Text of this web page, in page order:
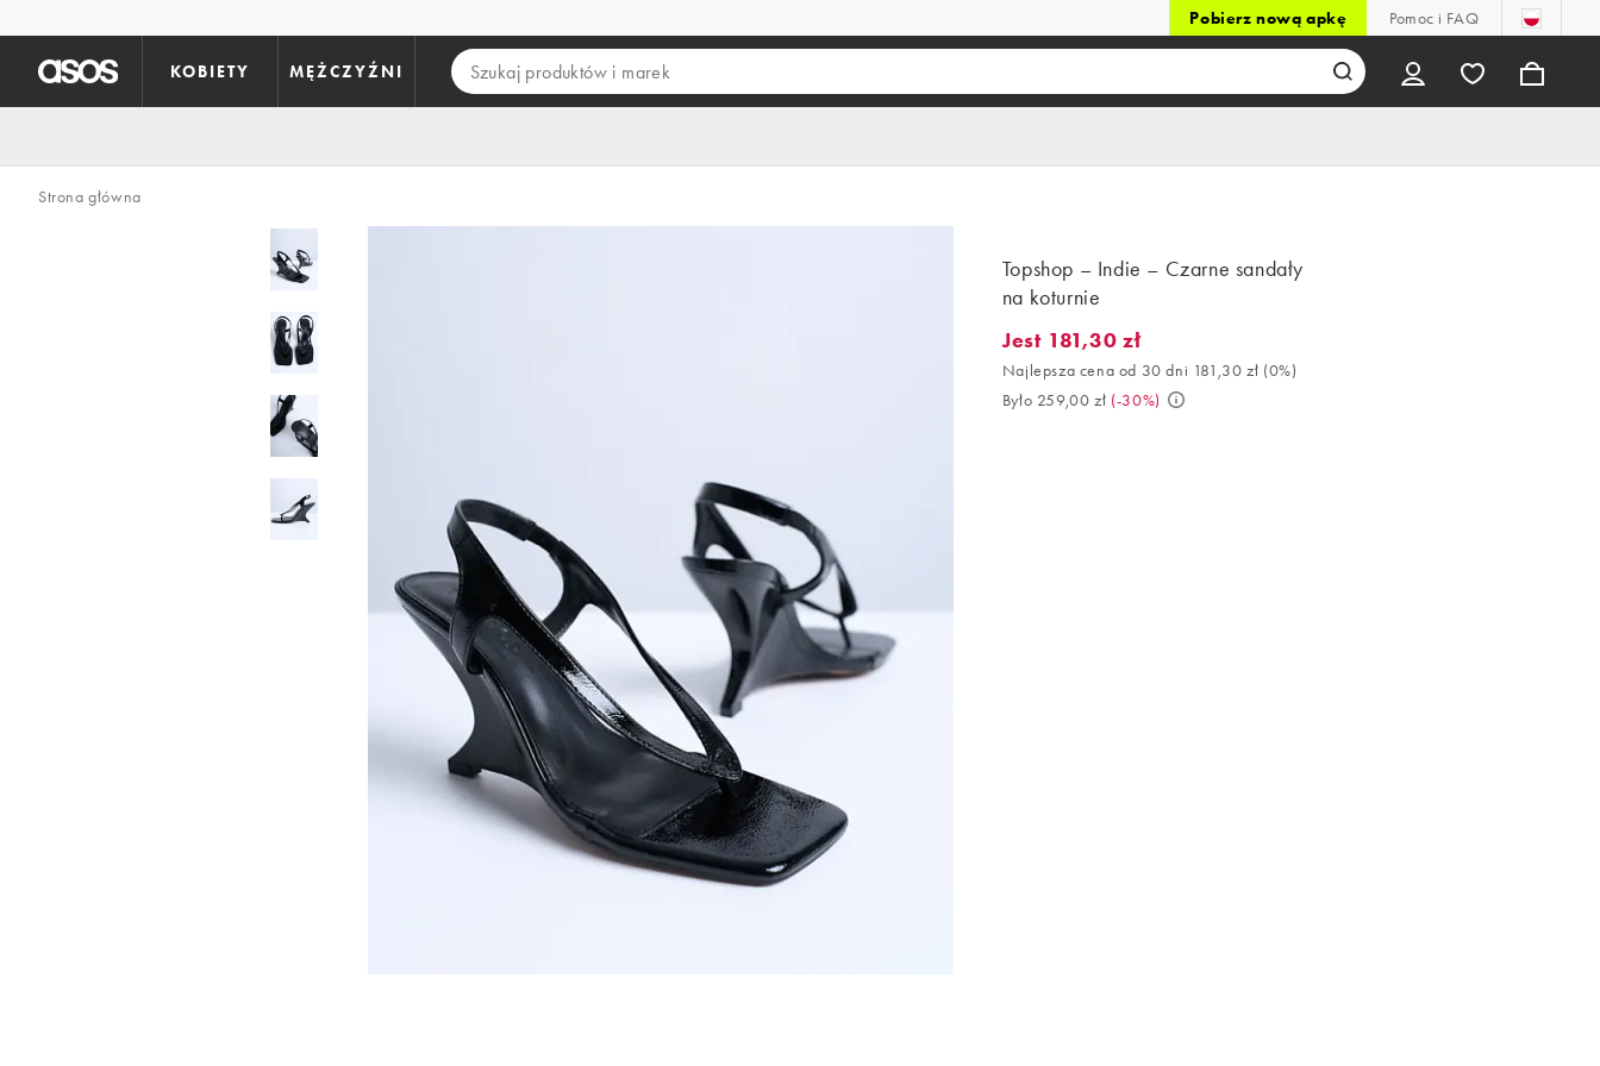
Pobierz nową apkę Pomoc i FAQ
KOBIETY MĘŻCZYŹNI
Strona główna
Topshop – Indie – Czarne sandały
na koturnie
Jest 181,30 zł. Najlepsza cena od 30 dni 181,30 zł (0%). Było 259,00 zł.
Jest 181,30 zł
Najlepsza cena od 30 dni 181,30 zł (0%)
Było 259,00 zł (-30%)